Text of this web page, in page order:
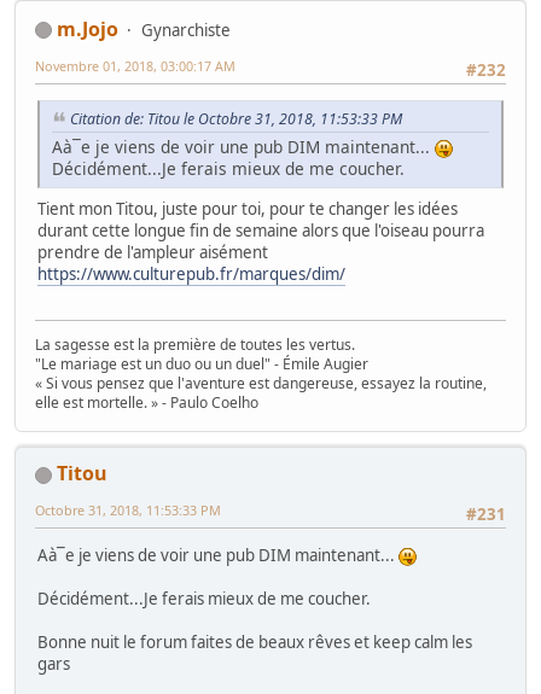
m.Jojo
Gynarchiste
#232
Novembre 01, 2018, 03:00:17 AM
Citation de: Titou le Octobre 31, 2018, 11:53:33 PM
Aà¯e je viens de voir une pub DIM maintenant...
Décidément...Je ferais mieux de me coucher.
Tient mon Titou, juste pour toi, pour te changer les idées
durant cette longue fin de semaine alors que l'oiseau pourra
prendre de l'ampleur aisément
https://www.culturepub.fr/marques/dim/
La sagesse est la première de toutes les vertus.
"Le mariage est un duo ou un duel" - Émile Augier
« Si vous pensez que l'aventure est dangereuse, essayez la routine,
elle est mortelle. » - Paulo Coelho
Titou
#231
Octobre 31, 2018, 11:53:33 PM
Aà¯e je viens de voir une pub DIM maintenant...
Décidément...Je ferais mieux de me coucher.
Bonne nuit le forum faites de beaux rêves et keep calm les
gars